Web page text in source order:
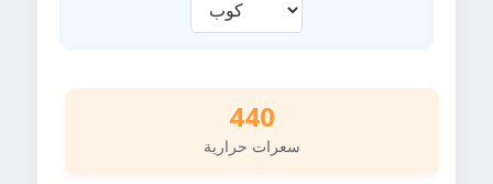
440
سعرات حرارية